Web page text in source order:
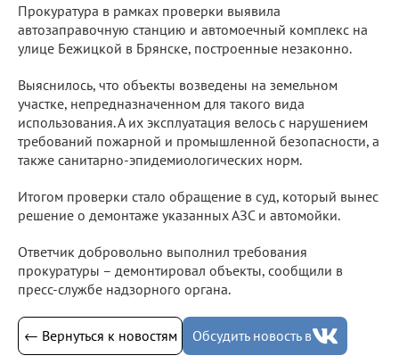
Прокуратура в рамках проверки выявила
автозаправочную станцию и автомоечный комплекс на
улице Бежицкой в Брянске, построенные незаконно.
Выяснилось, что объекты возведены на земельном
участке, непредназначенном для такого вида
использования. А их эксплуатация велось с нарушением
требований пожарной и промышленной безопасности, а
также санитарно-эпидемиологических норм.
Итогом проверки стало обращение в суд, который вынес
решение о демонтаже указанных АЗС и автомойки.
Ответчик добровольно выполнил требования
прокуратуры – демонтировал объекты, сообщили в
пресс-службе надзорного органа.
← Вернуться к новостям Обсудить новость в